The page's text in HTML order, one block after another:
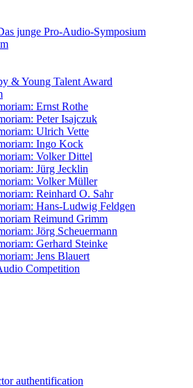
junge Pro-Audio-Symposium
& Young Talent Award
Ernst Rothe
Peter Isajczuk
Ulrich Vette
Ingo Kock
Volker Dittel
Jürg Jecklin
Volker Müller
Reinhard O. Sahr
Hans-Ludwig Feldgen
Reimund Grimm
Jörg Scheuermann
Gerhard Steinke
Jens Blauert
Competition
authentification